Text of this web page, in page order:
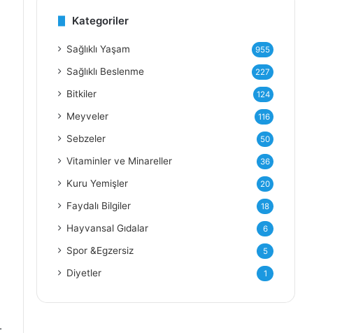
e
Kategoriler
Sağlıklı Yaşam 955
Sağlıklı Beslenme 227
Bitkiler 124
Meyveler 116
Sebzeler 50
Vitaminler ve Minareller 36
Kuru Yemişler 20
Faydalı Bilgiler 18
Hayvansal Gıdalar 6
Spor &Egzersiz 5
Diyetler 1